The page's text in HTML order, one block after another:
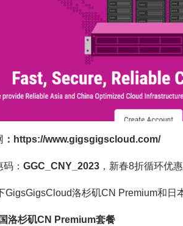
： https://www.gigsgigscloud.com/
： GGC_CNY_2023 ，新春8折循环优惠
GigsGigsCloud洛杉矶CN Premium和日
洛杉矶CN Premium套餐